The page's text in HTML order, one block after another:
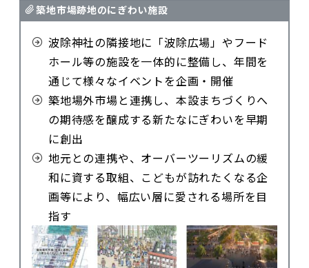
築地市場跡地のにぎわい施設
波除神社の隣接地に「波除広場」やフード
ホール等の施設を一体的に整備し、年間を
通じて様々なイベントを企画・開催
築地場外市場と連携し、本設まちづくりへ
の期待感を醸成する新たなにぎわいを早期
に創出
地元との連携や、オーバーツーリズムの緩
和に資する取組、こどもが訪れたくなる企
画等により、幅広い層に愛される場所を目
指す